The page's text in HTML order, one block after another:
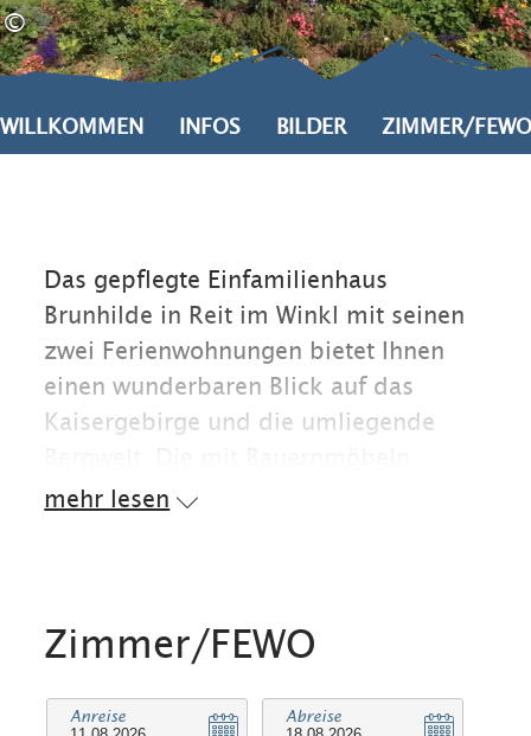
©
WILLKOMMEN INFOS BILDER ZIMMER/FEWO
Das gepflegte Einfamilienhaus
Brunhilde in Reit im Winkl mit seinen
zwei Ferienwohnungen bietet Ihnen
einen wunderbaren Blick auf das
Kaisergebirge und die umliegende
eingerichteten Ferienwohnungen sind
Auf den Balkonen können Sie die
selbst zubereiteten Speisen in den gut
ausgestatteten Küchen in vollen Zügen
mehr lesen
Zimmer/FEWO
Anreise Abreise